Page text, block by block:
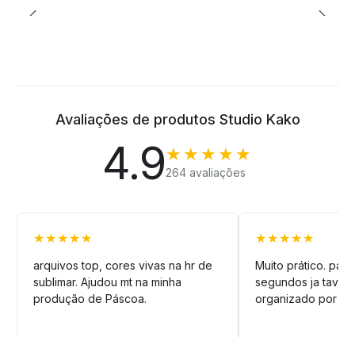
Avaliações de produtos Studio Kako
4.9★★★★★
264 avaliações
★★★★★
arquivos top, cores vivas na hr de
sublimar. Ajudou mt na minha
produção de Páscoa.
★★★★★
Muito prático.
segundos ja tava
organizado por